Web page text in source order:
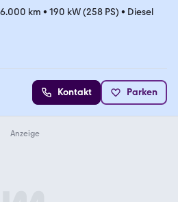
km • 190 kW (258 PS) • Diesel
Kontakt Parken